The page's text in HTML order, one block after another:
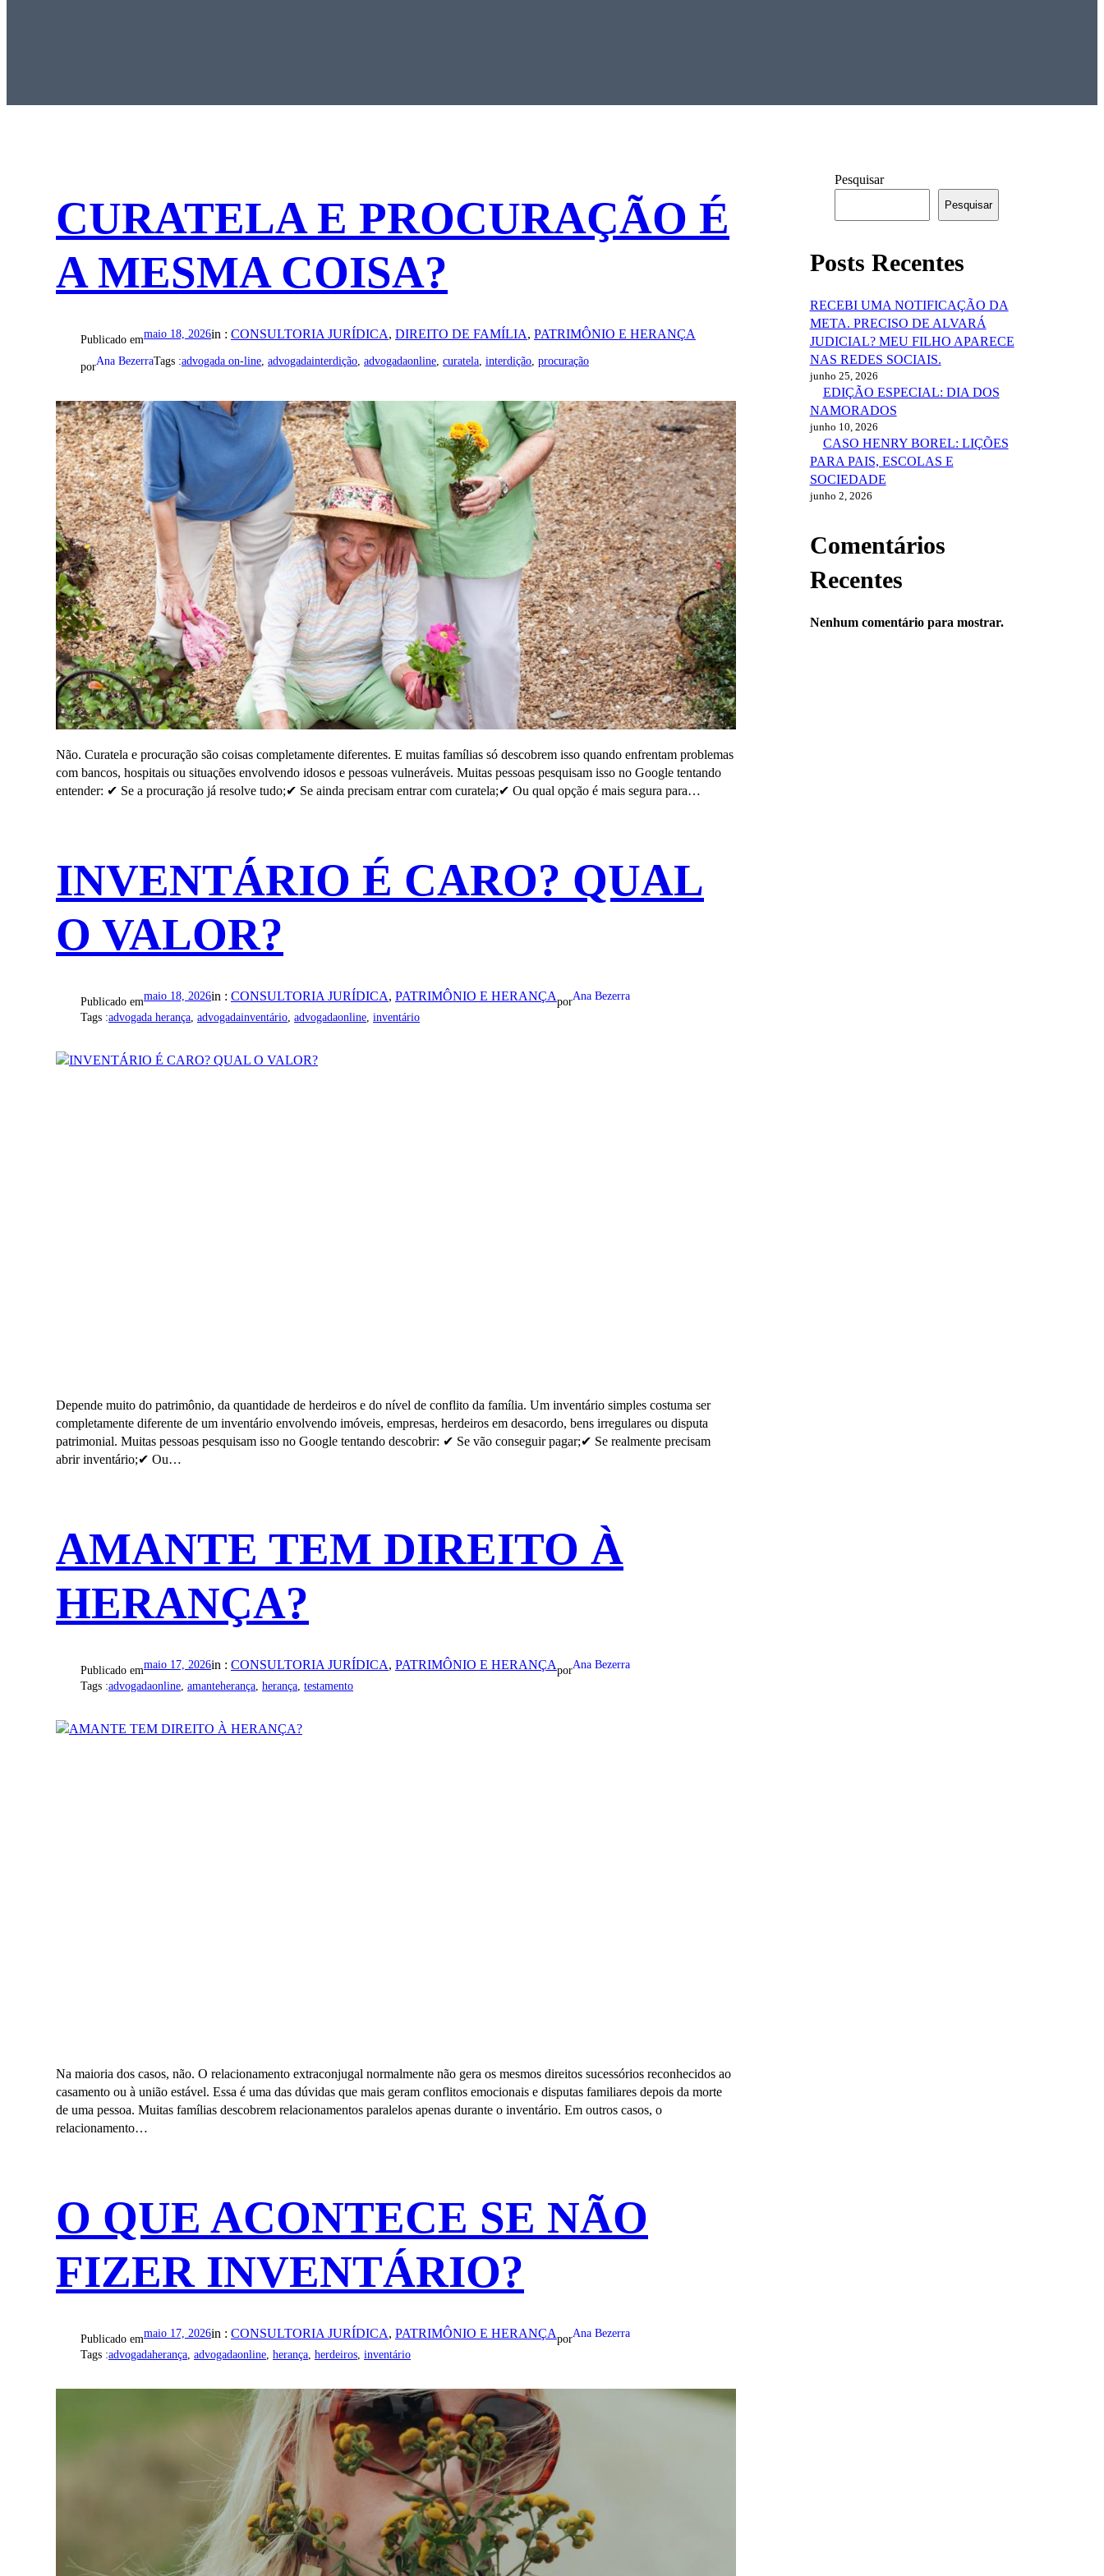
CURATELA E PROCURAÇÃO É
A MESMA COISA?
Publicado emmaio 18, 2026in : CONSULTORIA JURÍDICA, DIREITO DE FAMÍLIA, PATRIMÔNIO E HERANÇA
porAna BezerraTags :advogada on-line, advogadainterdição, advogadaonline, curatela, interdição, procuração
Não. Curatela e procuração são coisas completamente diferentes. E muitas famílias só descobrem isso quando enfrentam problemas
com bancos, hospitais ou situações envolvendo idosos e pessoas vulneráveis. Muitas pessoas pesquisam isso no Google tentando
entender: ✔ Se a procuração já resolve tudo;✔ Se ainda precisam entrar com curatela;✔ Ou qual opção é mais segura para…
INVENTÁRIO É CARO? QUAL
O VALOR?
Publicado emmaio 18, 2026in : CONSULTORIA JURÍDICA, PATRIMÔNIO E HERANÇAporAna Bezerra
Tags :advogada herança, advogadainventário, advogadaonline, inventário
Depende muito do patrimônio, da quantidade de herdeiros e do nível de conflito da família. Um inventário simples costuma ser
completamente diferente de um inventário envolvendo imóveis, empresas, herdeiros em desacordo, bens irregulares ou disputa
patrimonial. Muitas pessoas pesquisam isso no Google tentando descobrir: ✔ Se vão conseguir pagar;✔ Se realmente precisam
abrir inventário;✔ Ou…
AMANTE TEM DIREITO À
HERANÇA?
Publicado emmaio 17, 2026in : CONSULTORIA JURÍDICA, PATRIMÔNIO E HERANÇAporAna Bezerra
Tags :advogadaonline, amanteherança, herança, testamento
Na maioria dos casos, não. O relacionamento extraconjugal normalmente não gera os mesmos direitos sucessórios reconhecidos ao
casamento ou à união estável. Essa é uma das dúvidas que mais geram conflitos emocionais e disputas familiares depois da morte
de uma pessoa. Muitas famílias descobrem relacionamentos paralelos apenas durante o inventário. Em outros casos, o
relacionamento…
O QUE ACONTECE SE NÃO
FIZER INVENTÁRIO?
Publicado emmaio 17, 2026in : CONSULTORIA JURÍDICA, PATRIMÔNIO E HERANÇAporAna Bezerra
Tags :advogadaherança, advogadaonline, herança, herdeiros, inventário
Pesquisar
Pesquisar
Posts Recentes
RECEBI UMA NOTIFICAÇÃO DA
META. PRECISO DE ALVARÁ
JUDICIAL? MEU FILHO APARECE
NAS REDES SOCIAIS.
junho 25, 2026
EDIÇÃO ESPECIAL: DIA DOS
NAMORADOS
junho 10, 2026
CASO HENRY BOREL: LIÇÕES
PARA PAIS, ESCOLAS E
SOCIEDADE
junho 2, 2026
Comentários
Recentes
Nenhum comentário para mostrar.